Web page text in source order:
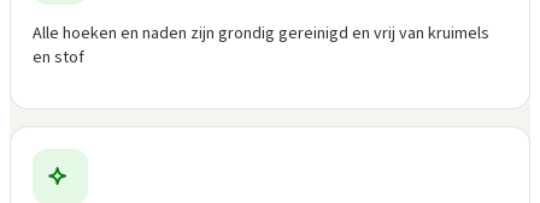
Alle hoeken en naden zijn grondig gereinigd en vrij van kruimels
en stof